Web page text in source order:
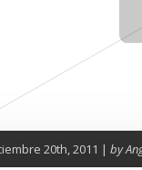
20th, 2011 | by